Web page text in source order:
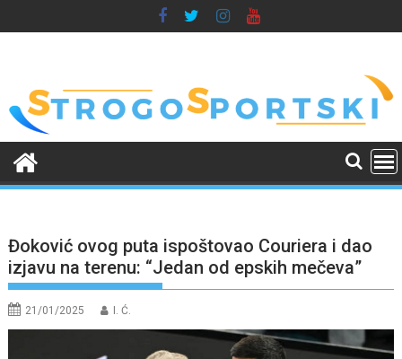
to
Đoković ovog puta ispoštovao Couriera i dao
izjavu na terenu: “Jedan od epskih mečeva”
21/01/2025 I. Ć.